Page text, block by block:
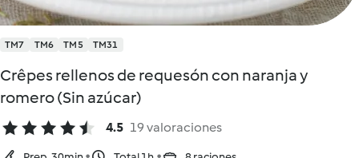
TM7 TM6 TM5 TM31
Crêpes rellenos de requesón con naranja y
romero (Sin azúcar)
4.5 19 valoraciones